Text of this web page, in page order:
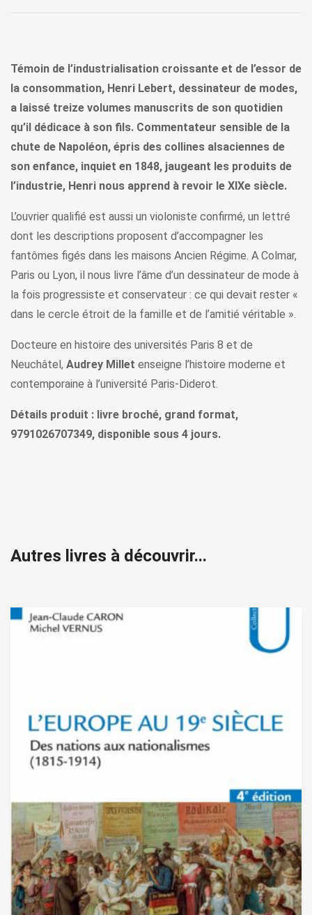
Témoin de l’industrialisation croissante et de l’essor de
la consommation, Henri Lebert, dessinateur de modes,
a laissé treize volumes manuscrits de son quotidien
qu’il dédicace à son fils. Commentateur sensible de la
chute de Napoléon, épris des collines alsaciennes de
son enfance, inquiet en 1848, jaugeant les produits de
l’industrie, Henri nous apprend à revoir le XIXe siècle.
L’ouvrier qualifié est aussi un violoniste confirmé, un lettré
dont les descriptions proposent d’accompagner les
fantômes figés dans les maisons Ancien Régime. A Colmar,
Paris ou Lyon, il nous livre l’âme d’un dessinateur de mode à
la fois progressiste et conservateur : ce qui devait rester «
dans le cercle étroit de la famille et de l’amitié véritable ».
Docteure en histoire des universités Paris 8 et de
Neuchâtel, Audrey Millet enseigne l’histoire moderne et
contemporaine à l’université Paris-Diderot.
Détails produit : livre broché, grand format,
9791026707349, disponible sous 4 jours.
Autres livres à découvrir...